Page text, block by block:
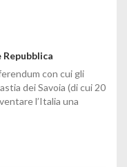
Repubblica
con cui gli
dei Savoia (di cui 20
l’Italia una